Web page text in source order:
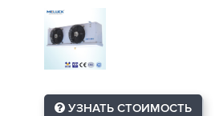
УЗНАТЬ СТОИМОСТЬ